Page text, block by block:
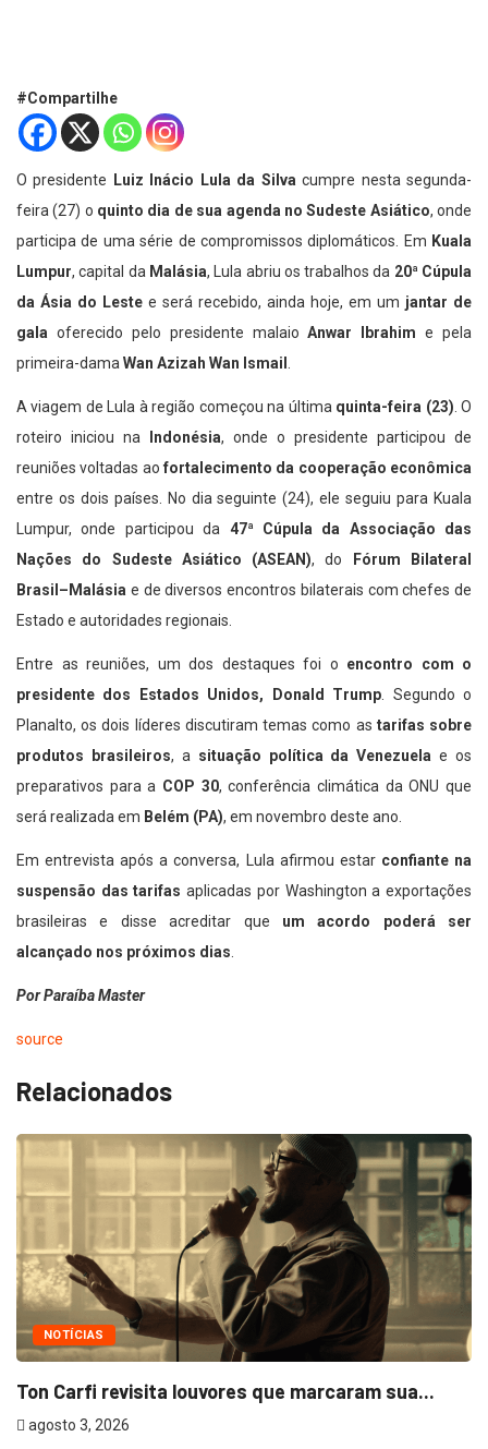
#Compartilhe
O presidente Luiz Inácio Lula da Silva cumpre nesta segunda-
feira (27) o quinto dia de sua agenda no Sudeste Asiático, onde
participa de uma série de compromissos diplomáticos. Em Kuala
Lumpur, capital da Malásia, Lula abriu os trabalhos da 20ª Cúpula
da Ásia do Leste e será recebido, ainda hoje, em um jantar de
gala oferecido pelo presidente malaioAnwar Ibrahim e pela
primeira-dama Wan Azizah Wan Ismail
A viagem de Lula à região começou na última quinta-feira (23) . O
roteiro iniciou na
Indonésia, onde o presidente participou de
reuniões voltadas ao fortalecimento da cooperação econômica
entre os dois países. No dia seguinte (24), ele seguiu para Kuala
Lumpur, onde participou da 47ª Cúpula da Associação das
Nações do Sudeste Asiático (ASEAN), do
Fórum Bilateral
Brasil–Malásia e de diversos encontros bilaterais com chefes de
Estado e autoridades regionais.
Entre as reuniões, um dos destaques foi o encontro com o
presidente dos Estados Unidos, Donald Trump . Segundo o
Planalto, os dois líderes discutiram temas como as tarifas sobre
produtos brasileiros, a situação política da Venezuela e os
preparativos para a COP 30, conferência climática da ONU que
será realizada em Belém (PA), em novembro deste ano.
Em entrevista após a conversa, Lula afirmou estar confiante na
suspensão das tarifas aplicadas por Washington a exportações
brasileiras e disse acreditar que um acordo poderá ser
alcançado nos próximos dias
Por Paraíba Master
source
Relacionados
NOTÍCIAS
Ton Carfi revisita louvores que marcaram sua...
agosto 3, 2026